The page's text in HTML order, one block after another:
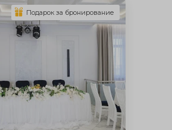
Подарок за бронирование